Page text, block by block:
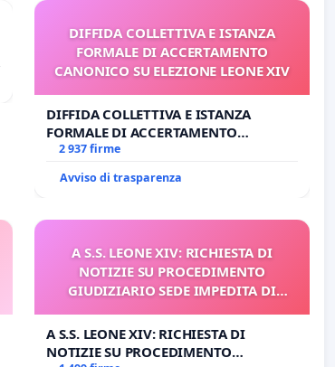
DIFFIDA COLLETTIVA E ISTANZA
FORMALE DI ACCERTAMENTO
CANONICO SU ELEZIONE LEONE XIV
DIFFIDA COLLETTIVA E ISTANZA
FORMALE DI ACCERTAMENTO
CANONICO SU ELEZIONE LEONE XIV
2 937 firme
Avviso di trasparenza
A S.S. LEONE XIV: RICHIESTA DI
NOTIZIE SU PROCEDIMENTO
GIUDIZIARIO SEDE IMPEDITA DI
A S.S. LEONE XIV: RICHIESTA DI
NOTIZIE SU PROCEDIMENTO